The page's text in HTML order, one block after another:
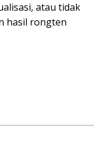
atau tidak
hasil rongten